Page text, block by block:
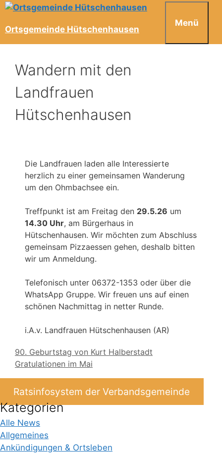
Ortsgemeinde Hütschenhausen
Menü
Wandern mit den
Landfrauen
Hütschenhausen
Die Landfrauen laden alle Interessierte
herzlich zu einer gemeinsamen Wanderung
um den Ohmbachsee ein.
Treffpunkt ist am Freitag den 29.5.26 um
14.30 Uhr, am Bürgerhaus in
Hütschenhausen. Wir möchten zum Abschluss
gemeinsam Pizzaessen gehen, deshalb bitten
wir um Anmeldung.
Telefonisch unter 06372-1353 oder über die
WhatsApp Gruppe. Wir freuen uns auf einen
schönen Nachmittag in netter Runde.
i.A.v. Landfrauen Hütschenhausen (AR)
90. Geburtstag von Kurt Halberstadt
Gratulationen im Mai
Ratsinfosystem der Verbandsgemeinde
Kategorien
Alle News
Allgemeines
Ankündigungen & Ortsleben